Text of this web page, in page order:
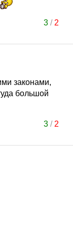
3/ 2
законами,
большой
3/ 2